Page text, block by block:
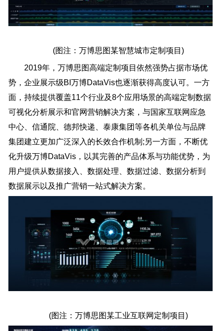
(图注：万博思图某智慧城市定制项目)
2019年，万博思图高端定制项目依然强势占据市场优
势，企业展示级BI万博DataVis也逐渐获得高度认可。一方
面，持续提供覆盖11个行业及8个应用场景的高端定制数据
可视化分析展示和官网营销解决方案，与国家互联网应急
中心、信通院、德邦快递、泰康集团等各机关单位与品牌
集团建立更加广泛深入的长效合作机制;另一方面，不断优
化升级万博DataVis，以其完善的产品体系与功能优势，为
用户提供从数据接入、数据处理、数据过滤、数据分析到
数据展示以及推广营销一站式解决方案。
(图注：万博思图某工业互联网定制项目)